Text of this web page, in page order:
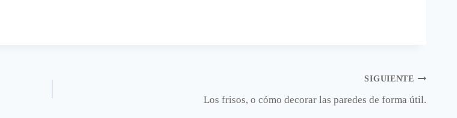
SIGUIENTE
Los frisos, o cómo decorar las paredes de forma útil.